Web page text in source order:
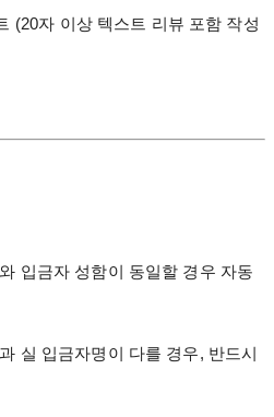
(20자 이상 텍스트 리뷰 포함 작성
입금자 성함이 동일할 경우 자동
실 입금자명이 다를 경우, 반드시